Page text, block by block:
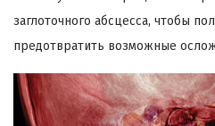
заглоточного абсцесса, чтобы
предотвратить возможные